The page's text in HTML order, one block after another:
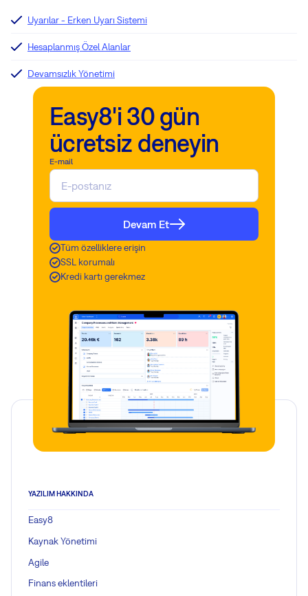
Uyarılar - Erken Uyarı Sistemi
Hesaplanmış Özel Alanlar
Devamsızlık Yönetimi
Easy8'i 30 gün
ücretsiz deneyin
E-mail
Devam Et
Tüm özelliklere erişin
SSL korumalı
Kredi kartı gerekmez
YAZILIM HAKKINDA
Easy8
Kaynak Yönetimi
Agile
Finans eklentileri